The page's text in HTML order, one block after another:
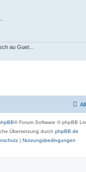
au Guet...
® Forum Software © phpBB
Übersetzung durch phpBB.de
| Nutzungsbedingungen